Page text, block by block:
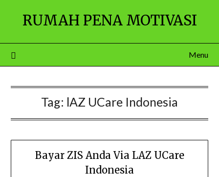
RUMAH PENA MOTIVASI
Menu
Tag: lAZ UCare Indonesia
Bayar ZIS Anda Via LAZ UCare
Indonesia